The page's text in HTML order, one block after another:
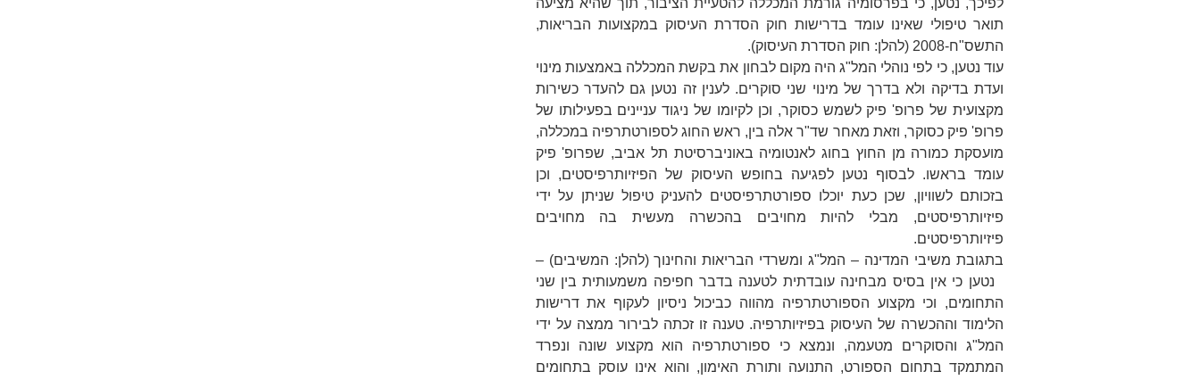
לפיכך, נטען, כי בפרסומיה גורמת המכללה להטעיית הציבור, תוך שהיא מציעה
תואר טיפולי שאינו עומד בדרישות חוק הסדרת העיסוק במקצועות הבריאות,
התשס"ח-2008 (להלן:
חוק הסדרת העיסוק).
עוד נטען, כי לפי נוהלי המל"ג היה מקום לבחון את בקשת המכללה באמצעות מינוי
ועדת בדיקה ולא בדרך של מינוי שני סוקרים. לענין זה נטען גם להעדר כשירות
מקצועית של פרופ' פיק לשמש כסוקר, וכן לקיומו של ניגוד עניינים בפעילותו של
פרופ' פיק כסוקר, וזאת מאחר שד"ר אלה בין, ראש החוג לספורטתרפיה במכללה,
מועסקת כמורה מן החוץ בחוג לאנטומיה באוניברסיטת תל אביב, שפרופ' פיק
עומד בראשו. לבסוף נטען לפגיעה בחופש העיסוק של הפיזיותרפיסטים, וכן
בזכותם לשוויון, שכן כעת יוכלו ספורטתרפיסטים להעניק טיפול שניתן על ידי
פיזיותרפיסטים, מבלי להיות מחויבים בהכשרה מעשית בה מחויבים
פיזיותרפיסטים.
בתגובת משיבי המדינה – המל"ג ומשרדי הבריאות והחינוך (להלן: המשיבים) –
נטען כי אין בסיס מבחינה עובדתית לטענה בדבר חפיפה משמעותית בין שני
התחומים, וכי מקצוע הספורטתרפיה מהווה כביכול ניסיון לעקוף את דרישות
הלימוד וההכשרה של העיסוק בפיזיותרפיה. טענה זו זכתה לבירור ממצה על ידי
המל"ג והסוקרים מטעמה, ונמצא כי ספורטתרפיה הוא מקצוע שונה ונפרד
המתמקד בתחום הספורט, התנועה ותורת האימון, והוא אינו עוסק בתחומים